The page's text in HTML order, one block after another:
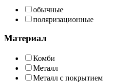
обычные
поляризационные
Материал
Комби
Металл
Металл с покрытием